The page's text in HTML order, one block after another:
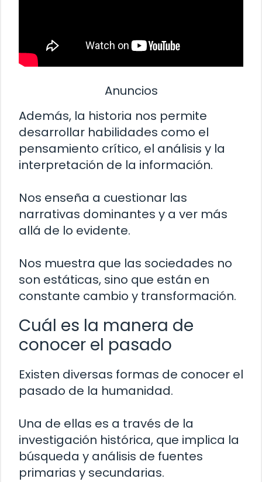
Anuncios
Además, la historia nos permite
desarrollar habilidades como el
pensamiento crítico, el análisis y la
interpretación de la información.
Nos enseña a cuestionar las
narrativas dominantes y a ver más
allá de lo evidente.
Nos muestra que las sociedades no
son estáticas, sino que están en
constante cambio y transformación.
Cuál es la manera de
conocer el pasado
Existen diversas formas de conocer el
pasado de la humanidad.
Una de ellas es a través de la
investigación histórica, que implica la
búsqueda y análisis de fuentes
primarias y secundarias.